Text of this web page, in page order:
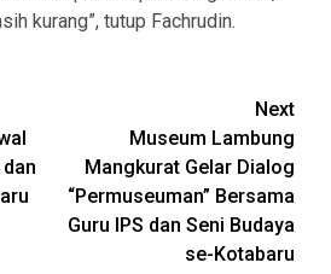
kurang”, tutup Fachrudin.
Next
Museum Lambung
Mangkurat Gelar Dialog
“Permuseuman” Bersama
Guru IPS dan Seni Budaya
se-Kotabaru